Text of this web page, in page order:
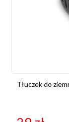
Tłuczek do